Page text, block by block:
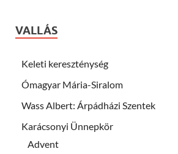
VALLÁS
Keleti kereszténység
Ómagyar Mária-Siralom
Wass Albert: Árpádházi Szentek
Karácsonyi Ünnepkör
Advent